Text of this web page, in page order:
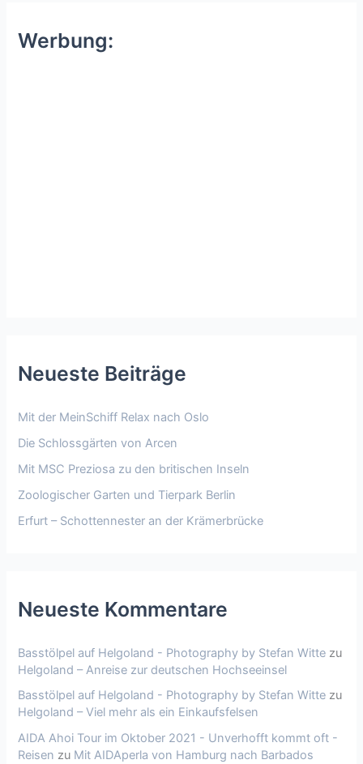
Werbung:
Neueste Beiträge
Mit der MeinSchiff Relax nach Oslo
Die Schlossgärten von Arcen
Mit MSC Preziosa zu den britischen Inseln
Zoologischer Garten und Tierpark Berlin
Erfurt – Schottennester an der Krämerbrücke
Neueste Kommentare
Basstölpel auf Helgoland - Photography by Stefan Witte zu
Helgoland – Anreise zur deutschen Hochseeinsel
Basstölpel auf Helgoland - Photography by Stefan Witte zu
Helgoland – Viel mehr als ein Einkaufsfelsen
AIDA Ahoi Tour im Oktober 2021 - Unverhofft kommt oft -
Reisen zu Mit AIDAperla von Hamburg nach Barbados